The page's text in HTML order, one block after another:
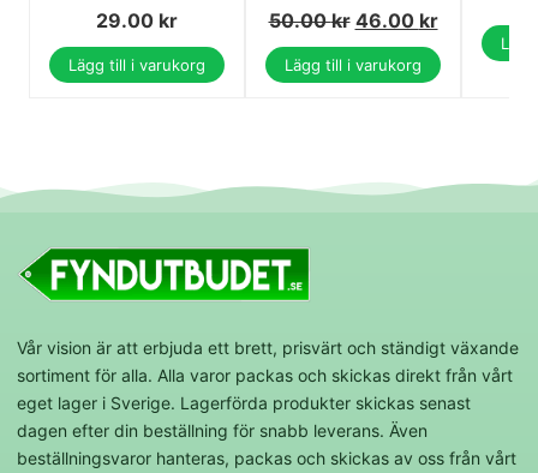
29.00 kr
Lägg till i varukorg
50.00kr 46.00 kr
Lägg till i varukorg
Vår vision är att erbjuda ett brett, prisvärt och ständigt växande
sortiment för alla. Alla varor packas och skickas direkt från vårt
eget lager i Sverige. Lagerförda produkter skickas senast
dagen efter din beställning för snabb leverans. Även
beställningsvaror hanteras, packas och skickas av oss från vårt